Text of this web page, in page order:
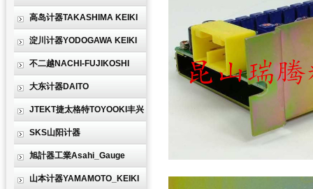
高岛计器TAKASHIMA KEIKI
淀川计器YODOGAWA KEIKI
不二越NACHI-FUJIKOSHI
大东计器DAITO
JTEKT捷太格特TOYOOKI丰兴
SKS山阳计器
旭計器工業Asahi_Gauge
山本计器YAMAMOTO_KEIKI